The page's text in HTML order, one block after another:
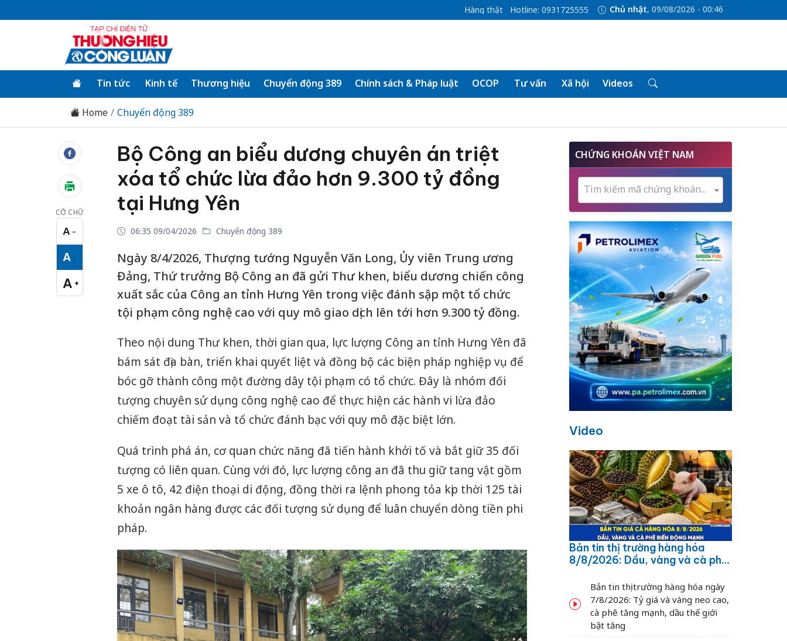
Hàng thật Hotline: 0931725555 Chủ nhật, 09/08/2026 - 00:46
Tin tức Kinh tế Thương hiệu Chuyển động 389 Chính sách & Pháp luật OCOP Tư vấn Xã hội Videos
Home Chuyển động 389
CỠ CHỮ
A −
Cỡ chữ nhỏ
A
Cỡ chữ vừa
A +
Cỡ chữ lớn
Bộ Công an biểu dương chuyên án triệt
xóa tổ chức lừa đảo hơn 9.300 tỷ đồng
tại Hưng Yên
06:35 09/04/2026 Chuyển động 389
Ngày 8/4/2026, Thượng tướng Nguyễn Văn Long, Ủy viên Trung ương
Đảng, Thứ trưởng Bộ Công an đã gửi Thư khen, biểu dương chiến công
xuất sắc của Công an tỉnh Hưng Yên trong việc đánh sập một tổ chức
tội phạm công nghệ cao với quy mô giao dịch lên tới hơn 9.300 tỷ đồng.
Theo nội dung Thư khen, thời gian qua, lực lượng Công an tỉnh Hưng Yên đã
bám sát địa bàn, triển khai quyết liệt và đồng bộ các biện pháp nghiệp vụ để
bóc gỡ thành công một đường dây tội phạm có tổ chức. Đây là nhóm đối
tượng chuyên sử dụng công nghệ cao để thực hiện các hành vi lừa đảo
chiếm đoạt tài sản và tổ chức đánh bạc với quy mô đặc biệt lớn.
Quá trình phá án, cơ quan chức năng đã tiến hành khởi tố và bắt giữ 35 đối
tượng có liên quan. Cùng với đó, lực lượng công an đã thu giữ tang vật gồm
5 xe ô tô, 42 điện thoại di động, đồng thời ra lệnh phong tỏa kịp thời 125 tài
khoản ngân hàng được các đối tượng sử dụng để luân chuyển dòng tiền phi
pháp.
CHỨNG KHOÁN VIỆT NAM
Tìm kiếm mã chứng khoán...
Video
Bản tin thị trường hàng hóa
8/8/2026: Dầu, vàng và cà phê
Bản tin thị trường hàng hóa ngày
7/8/2026: Tỷ giá và vàng neo cao,
cà phê tăng mạnh, dầu thế giới
bật tăng